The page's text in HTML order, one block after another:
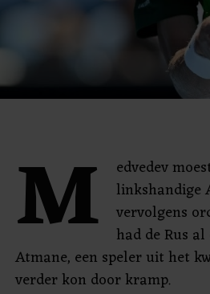
M
edvedev
linkshandige
vervolgens
had de Rus
Atmane, een speler uit het
verder kon door kramp.